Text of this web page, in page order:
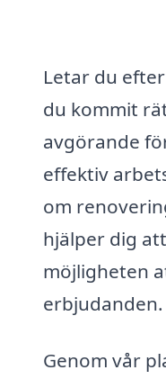
Letar du
du kommit
avgörande
effektiv
om
hjälper dig
möjligheten
erbjudanden.
Genom vår